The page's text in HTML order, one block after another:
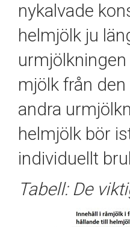
nykalvade
helmjölk ju
mjölk från
andra
helmjölk bör
individuellt
Tabell: De